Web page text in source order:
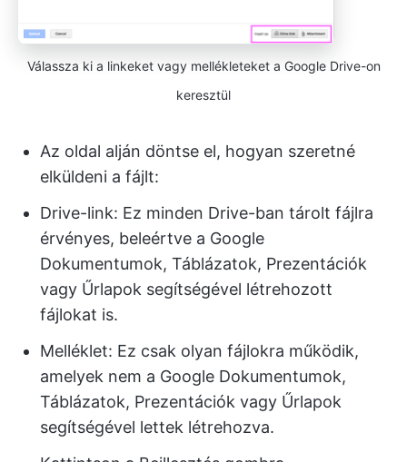
Válassza ki a linkeket vagy mellékleteket a Google Drive-on
keresztül
Az oldal alján döntse el, hogyan szeretné
elküldeni a fájlt:
Drive-link: Ez minden Drive-ban tárolt fájlra
érvényes, beleértve a Google
Dokumentumok, Táblázatok, Prezentációk
vagy Űrlapok segítségével létrehozott
fájlokat is.
Melléklet: Ez csak olyan fájlokra működik,
amelyek nem a Google Dokumentumok,
Táblázatok, Prezentációk vagy Űrlapok
segítségével lettek létrehozva.